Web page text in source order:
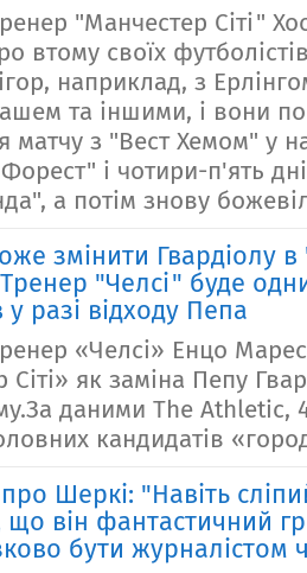
"Манчестер Сіті"
втому своїх
наприклад, з
та іншими, і вони
матчу з "Вест Хемом" у
і чотири-п'ять
а потім знову
змінити Гвардіолу в
"Челсі" буде
у разі відходу Пепа
«Челсі» Енцо
Сіті» як заміна Пепу
даними The Athletic,
кандидатів
про Шеркі: "Навіть
що він фантастичний
бути журналістом